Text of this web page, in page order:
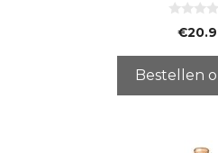
5
€
Bestellen